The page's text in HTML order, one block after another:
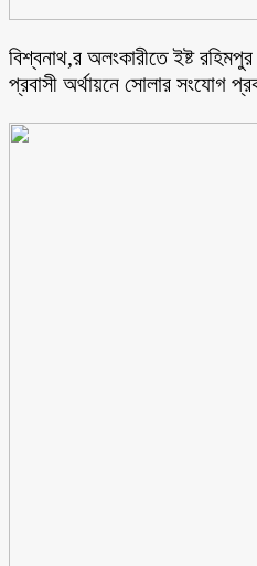
বিশ্বনাথ,র অলংকারীতে ইষ্ট
প্রবাসী অর্থায়নে সোলার সংযোগ